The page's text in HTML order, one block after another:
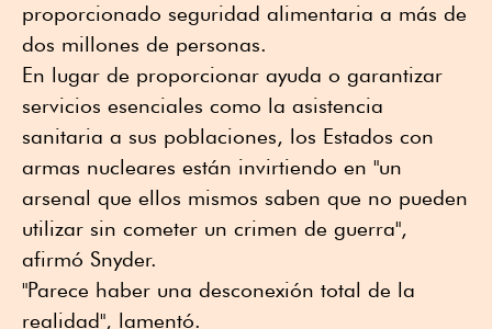
proporcionado seguridad alimentaria a más de
dos millones de personas.
En lugar de proporcionar ayuda o garantizar
servicios esenciales como la asistencia
sanitaria a sus poblaciones, los Estados con
armas nucleares están invirtiendo en "un
arsenal que ellos mismos saben que no pueden
utilizar sin cometer un crimen de guerra",
afirmó Snyder.
"Parece haber una desconexión total de la
realidad", lamentó.